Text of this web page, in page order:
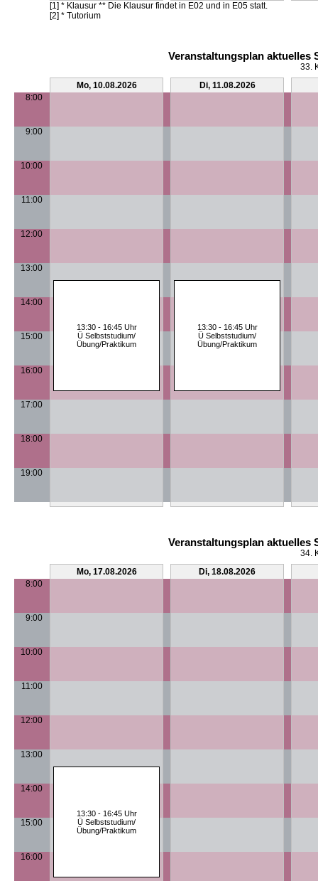
[1] * Klausur ** Die Klausur findet in E02 und in E05 statt.
[2] * Tutorium
Veranstaltungsplan aktuelles
33.
Mo, 10.08.2026
Di, 11.08.2026
8:00
9:00
10:00
11:00
12:00
13:00
13:30 - 16:45 Uhr
Ü Selbststudium/
Übung/Praktikum
13:30 - 16:45 Uhr
Ü Selbststudium/
Übung/Praktikum
14:00
15:00
16:00
17:00
18:00
19:00
Veranstaltungsplan aktuelles
34.
Mo, 17.08.2026
Di, 18.08.2026
8:00
9:00
10:00
11:00
12:00
13:00
13:30 - 16:45 Uhr
Ü Selbststudium/
Übung/Praktikum
14:00
15:00
16:00